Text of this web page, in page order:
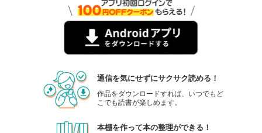
通信を気にせずにサクサク読める！
作品をダウンロードすれば、いつでもど
こでも読書が楽しめます。
本棚を作って本の整理ができる！